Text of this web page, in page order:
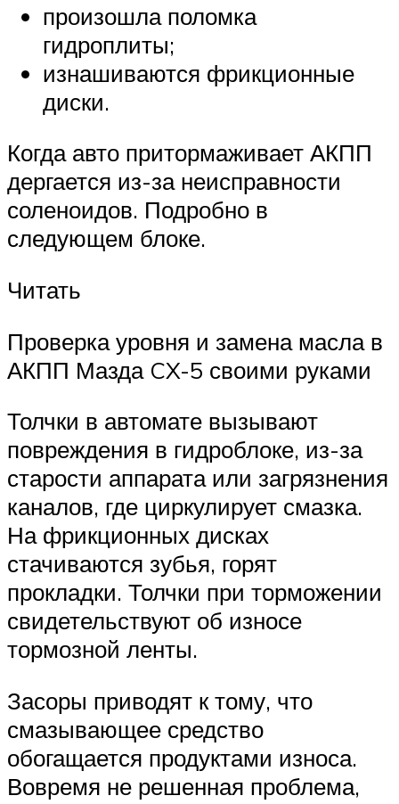
произошла поломка
гидроплиты;
изнашиваются фрикционные
диски.
Когда авто притормаживает АКПП
дергается из-за неисправности
соленоидов. Подробно в
следующем блоке.
Читать
Проверка уровня и замена масла в
АКПП Мазда CX-5 своими руками
Толчки в автомате вызывают
повреждения в гидроблоке, из-за
старости аппарата или загрязнения
каналов, где циркулирует смазка.
На фрикционных дисках
стачиваются зубья, горят
прокладки. Толчки при торможении
свидетельствуют об износе
тормозной ленты.
Засоры приводят к тому, что
смазывающее средство
обогащается продуктами износа.
Вовремя не решенная проблема,